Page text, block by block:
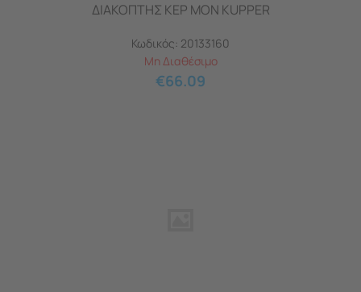
ΔΙΑΚΟΠΤΗΣ ΚΕΡ ΜΟΝ KUPPER
Κωδικός: 20133160
Μη Διαθέσιμο
€66.09